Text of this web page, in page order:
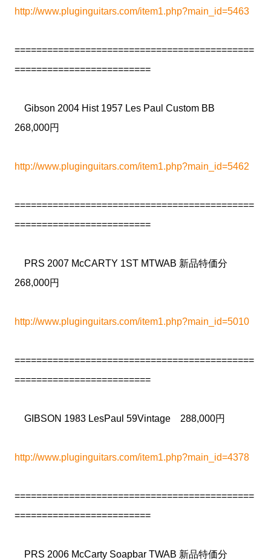
http://www.pluginguitars.com/item1.php?main_id=5463
============================================
=========================
Gibson 2004 Hist 1957 Les Paul Custom BB
268,000円
http://www.pluginguitars.com/item1.php?main_id=5462
============================================
=========================
PRS 2007 McCARTY 1ST MTWAB 新品特価分
268,000円
http://www.pluginguitars.com/item1.php?main_id=5010
============================================
=========================
GIBSON 1983 LesPaul 59Vintage 288,000円
http://www.pluginguitars.com/item1.php?main_id=4378
============================================
=========================
PRS 2006 McCarty Soapbar TWAB 新品特価分